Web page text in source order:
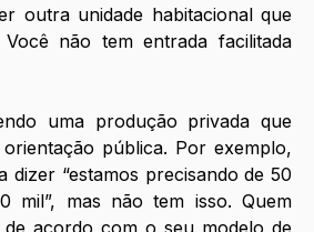
outra unidade habitacional que
não tem entrada facilitada
uma produção privada que
pública. Por exemplo,
dizer “estamos precisando de 50
mil”, mas não tem isso. Quem
acordo com o seu modelo de